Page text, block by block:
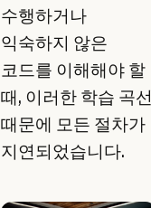
수행하거나
익숙하지 않은
코드를 이해해야 할
때, 이러한 학습 곡선
때문에 모든 절차가
지연되었습니다.